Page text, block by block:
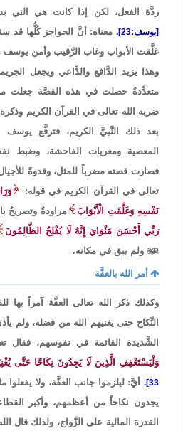
ردَّة الفعل، لكن إذا كانت هي التي
[يوسف:23].
معناه: أنَّ الحواجز كُلُّها قد
غلَّقت الأبواب وغاب الرَّقيب وأمن يوسف
وهذا يزيد الدَّافع والدَّاعي ويجعل
متعدِّدةٌ حصلت في هذه القصَّة جعلت
ضربه الله تعالى في القرآن الكريم
بعد ذلك النَّبيَّ الكريم، فترفَّع يوسف
المعصية ومغريات الفاحشة، وضبط
فصارت قصته مضرباً للمثل، وقدوةً
تعالى في القرآن الكريم في قوله:
نَفْسِهِ وَغَلَّقَتِ الْأَبْوَابَ
مراودةٌ وتصريحٌ
رَبِّي أَحْسَنَ مَثْوَايَ إِنَّهُ لَا يُفْلِحُ الظَّالِمُونَ
 ولم يبق في مكانه.
أمر الله بالعفَّة
وكذلك ذكر الله تعالى العفَّة آمراً بها
النِّكاح حتى يغنيهم الله من فضله، ولم
الشَّديدة القائمة في نفوسهم، فقال
وَلْيَسْتَعْفِفِ الَّذِينَ لَا يَجِدُونَ نِكَاحًا حَتَّى
33].
أيَّ: ليلزموا جانب العفَّة، ولا يفعلوا
يجدون نكاحاً من أعظمهم، وأكبر
القدرة المالية على الزَّواج، ولذلك قال